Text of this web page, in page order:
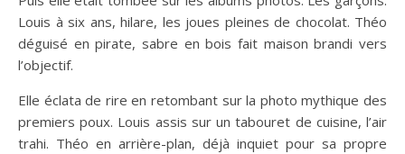
Louis à six ans, hilare, les joues pleines de chocolat. Théo
déguisé en pirate, sabre en bois fait maison brandi vers
l’objectif.
Elle éclata de rire en retombant sur la photo mythique des
premiers poux. Louis assis sur un tabouret de cuisine, l’air
trahi. Théo en arrière-plan, déjà inquiet pour sa propre